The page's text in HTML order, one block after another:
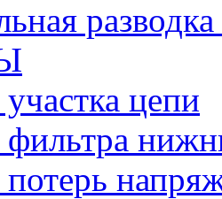
участка цепи
фильтра
потерь